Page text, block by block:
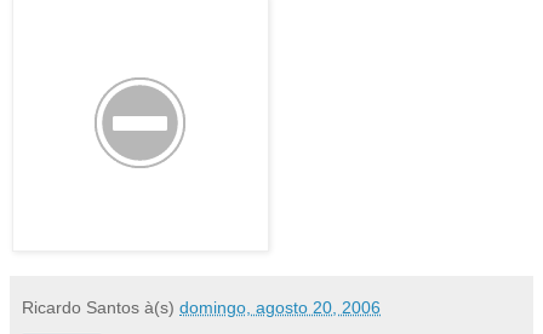
Ricardo Santos à(s) domingo, agosto 20, 2006